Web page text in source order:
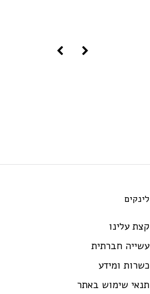
לינקים
קצת עלינו
עשייה חברתית
כשרות ומידע
תנאי שימוש באתר